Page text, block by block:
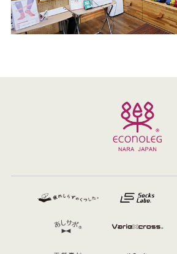
2015年9月
歩きやすく疲れにくいビジネス靴下
大和高田市いきいき会社宣言事業所
®」が近畿発明表彰・奈良県発明協会
「奈良県靴下商品認定事業」の「奈
ノレッグバリエ®が認定